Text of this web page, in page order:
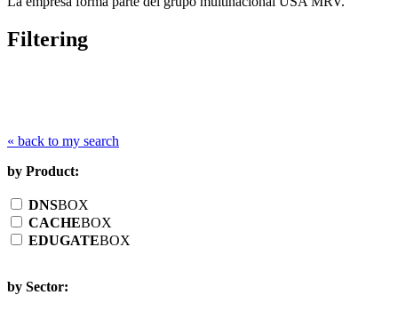
Filtering
« back to my search
by Product:
DNSBOX
CACHEBOX
EDUGATEBOX
by Sector: